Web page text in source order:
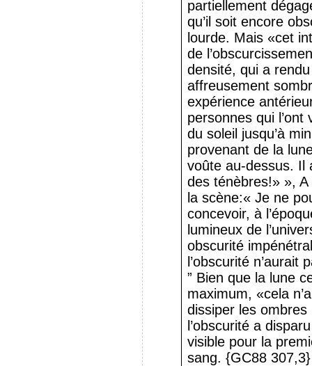
partiellement
qu’il soit encore
lourde. Mais «cet
de
densité, qui a
affreusement
expérience
personnes qui
du soleil jusqu’à
provenant de la
voûte au-dessus. Il
des ténèbres!» »,
la scène:« Je ne
concevoir, à
lumineux de
obscurité
l’obscurité
” Bien que la lune
maximum, «cela
dissiper les
l’obscurité a
visible pour la
sang. {GC88